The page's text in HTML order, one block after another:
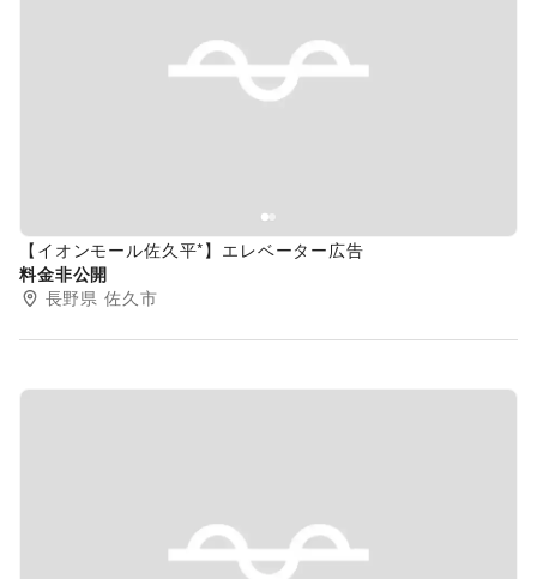
Previous slide
【イオンモール佐久平*】エレベーター広告
料金非公開
長野県 佐久市
Previous slide